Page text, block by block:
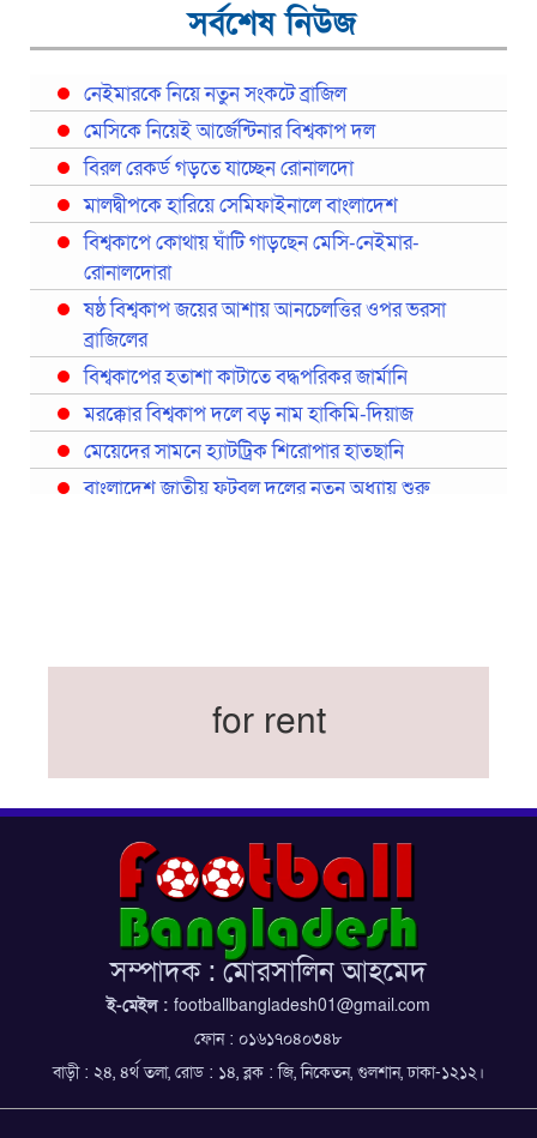
সর্বশেষ নিউজ
নেইমারকে নিয়ে নতুন সংকটে ব্রাজিল
মেসিকে নিয়েই আর্জেন্টিনার বিশ্বকাপ দল
বিরল রেকর্ড গড়তে যাচ্ছেন রোনালদো
মালদ্বীপকে হারিয়ে সেমিফাইনালে বাংলাদেশ
বিশ্বকাপে কোথায় ঘাঁটি গাড়ছেন মেসি-নেইমার-
রোনালদোরা
ষষ্ঠ বিশ্বকাপ জয়ের আশায় আনচেলত্তির ওপর ভরসা
ব্রাজিলের
বিশ্বকাপের হতাশা কাটাতে বদ্ধপরিকর জার্মানি
মরক্কোর বিশ্বকাপ দলে বড় নাম হাকিমি-দিয়াজ
মেয়েদের সামনে হ্যাটট্রিক শিরোপার হাতছানি
বাংলাদেশ জাতীয় ফুটবল দলের নতুন অধ্যায় শুরু
সরিয়ে নিয়েছে ইরান
বর্ষসেরা ক্রীড়াবিদ ও পপুলার চয়েজসহ ফুটবলার হামজা
ব্রাজিলের বিশ্বকাপ দলে নেইমার, জল্পনার অবসান
ইতিহাস গড়ার অপেক্ষায় রোনালদো!
ফেডারেশন কাপ: আজকের ফাইনাল বুধবার
কুল-বিএসপিএ অ্যাওয়ার্ডের সংক্ষিপ্ত তালিকায় হামজা-
ঋতুপর্ণা
বসুন্ধরা কিংসের ষষ্ঠ শিরোপা জয়
for rent
সম্পাদক : মোরসালিন আহমেদ
ই-মেইল : footballbangladesh01@gmail.com
ফোন : ০১৬১৭০৪০৩৪৮
বাড়ী : ২৪, ৪র্থ তলা, রোড : ১৪, ব্লক : জি, নিকেতন, গুলশান, ঢাকা-১২১২।